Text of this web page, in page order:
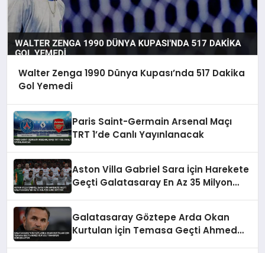
Walter Zenga 1990 Dünya Kupası’nda 517 Dakika
Gol Yemedi
Paris Saint-Germain Arsenal Maçı
TRT 1’de Canlı Yayınlanacak
Aston Villa Gabriel Sara İçin Harekete
Geçti Galatasaray En Az 35 Milyon
Galatasaray Göztepe Arda Okan
Kurtulan İçin Temasa Geçti Ahmed